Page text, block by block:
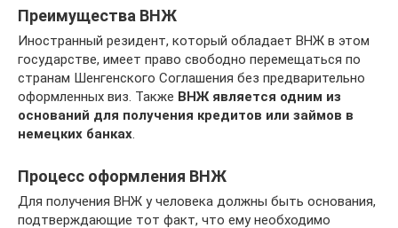
Преимущества ВНЖ
Иностранный резидент, который обладает ВНЖ в этом
государстве, имеет право свободно перемещаться по
странам Шенгенского Соглашения без предварительно
оформленных виз. Также ВНЖ является одним из
оснований для получения кредитов или займов в
немецких банках.
Процесс оформления ВНЖ
Для получения ВНЖ у человека должны быть основания,
подтверждающие тот факт, что ему необходимо